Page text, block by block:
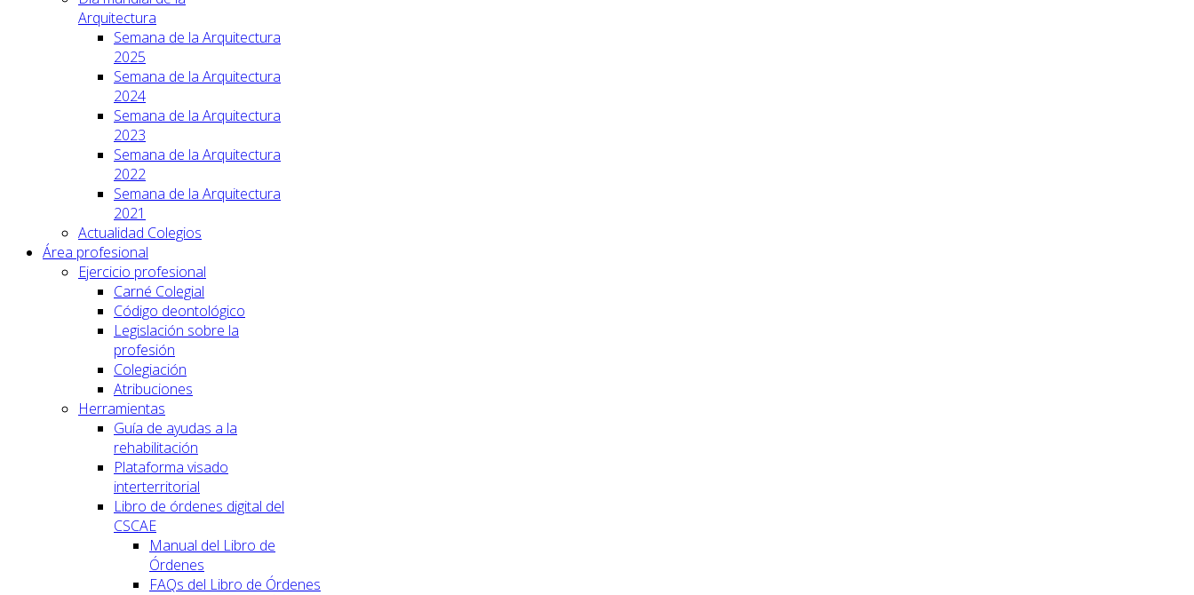
Arquitectura
Semana de la Arquitectura
2025
Semana de la Arquitectura
2024
Semana de la Arquitectura
2023
Semana de la Arquitectura
2022
Semana de la Arquitectura
2021
Actualidad Colegios
Área profesional
Ejercicio profesional
Carné Colegial
Código deontológico
Legislación sobre la
profesión
Colegiación
Atribuciones
Herramientas
Guía de ayudas a la
rehabilitación
Plataforma visado
interterritorial
Libro de órdenes digital del
CSCAE
Manual del Libro de
Órdenes
FAQs del Libro de Órdenes